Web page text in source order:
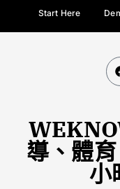
Start Here
導、體
小